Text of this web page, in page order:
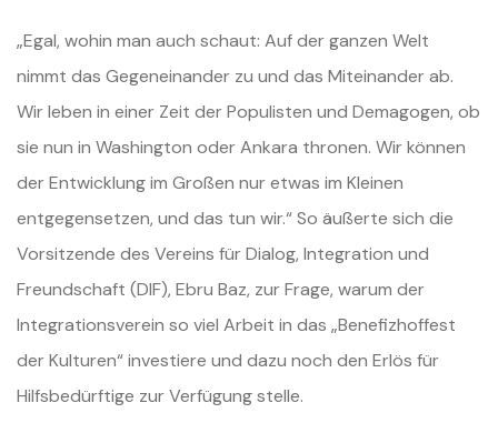
„Egal, wohin man auch schaut: Auf der ganzen Welt
nimmt das Gegeneinander zu und das Miteinander ab.
Wir leben in einer Zeit der Populisten und Demagogen, ob
sie nun in Washington oder Ankara thronen. Wir können
der Entwicklung im Großen nur etwas im Kleinen
entgegensetzen, und das tun wir.“ So äußerte sich die
Vorsitzende des Vereins für Dialog, Integration und
Freundschaft (DIF), Ebru Baz, zur Frage, warum der
Integrationsverein so viel Arbeit in das „Benefizhoffest
der Kulturen“ investiere und dazu noch den Erlös für
Hilfsbedürftige zur Verfügung stelle.